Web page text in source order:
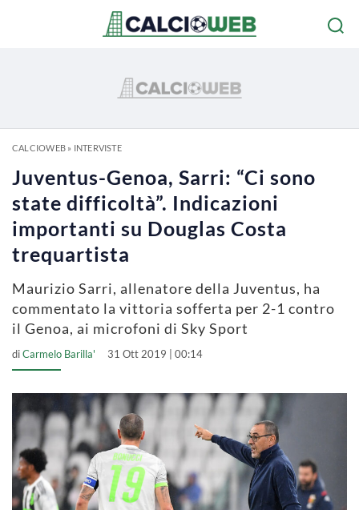
CALCIOWEB» INTERVISTE
Juventus-Genoa, Sarri: “Ci sono
state difficoltà”. Indicazioni
importanti su Douglas Costa
trequartista
Maurizio Sarri, allenatore della Juventus, ha
commentato la vittoria sofferta per 2-1 contro
il Genoa, ai microfoni di Sky Sport
diCarmelo Barilla' 31 Ott 2019 | 00:14